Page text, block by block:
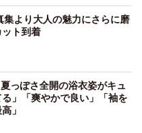
より大人の魅力にさらに磨
ト到着
っぽさ全開の浴衣姿がキュ
」「爽やかで良い」「袖を
」